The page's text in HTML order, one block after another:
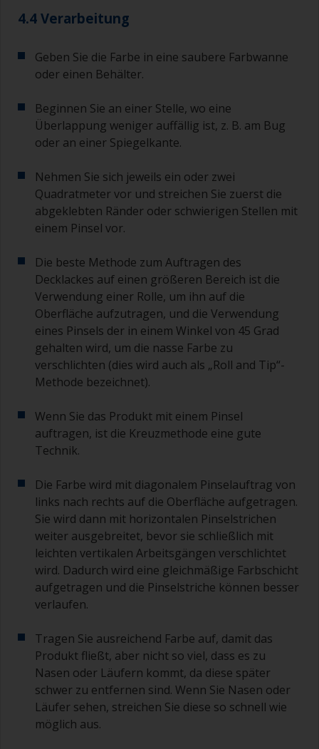
Arbeiten.
Bei Grundierungen, die im Anschluss mit einem
Antifouling überarbeitet werden, müssen Sie
besonders auf das Überarbeitungsintervall
technischen Datenblatt der jeweiligen
Grundierung. Dies gilt insbesondere für
Grundierungen auf Epoxidbasis. Wenn Sie dieses
Schicht Grundierung auf. Tragen Sie jetzt die
erste Schicht Antifouling im richtigen Intervall
auf.
Wenn eine der aufgetragenen Schichten Läufer
enthält), die Sie abschleifen müssen, verwenden
Sie eine 120-220er Körnung. Beginnen Sie mit
einer 220er Körnung. Sollte sich das
Schleifpapier zusetzen, wechseln Sie auf eine
120er Körnung. Mit noch gröberen Körnungen
besteht die Gefahr, zu viel vom Produkt zu
entfernen und/oder bis zum Substrat
durchzuschleifen.
4.4 Verarbeitung
Geben Sie die Farbe in eine saubere Farbwanne
oder einen Behälter.
Beginnen Sie an einer Stelle, wo eine
Überlappung weniger auffällig ist, z. B. am Bug
oder an einer Spiegelkante.
Nehmen Sie sich jeweils ein oder zwei
Quadratmeter vor und streichen Sie zuerst die
abgeklebten Ränder oder schwierigen Stellen mit
einem Pinsel vor.
Die beste Methode zum Auftragen des
Decklackes auf einen größeren Bereich ist die
Verwendung einer Rolle, um ihn auf die
Oberfläche aufzutragen, und die Verwendung
eines Pinsels der in einem Winkel von 45 Grad
gehalten wird, um die nasse Farbe zu
verschlichten (dies wird auch als „Roll and Tip“-
Methode bezeichnet).
Wenn Sie das Produkt mit einem Pinsel
auftragen, ist die Kreuzmethode eine gute
Technik.
Die Farbe wird mit diagonalem Pinselauftrag von
links nach rechts auf die Oberfläche aufgetragen.
Sie wird dann mit horizontalen Pinselstrichen
weiter ausgebreitet, bevor sie schließlich mit
leichten vertikalen Arbeitsgängen verschlichtet
wird. Dadurch wird eine gleichmäßige Farbschicht
aufgetragen und die Pinselstriche können besser
verlaufen.
Tragen Sie ausreichend Farbe auf, damit das
Produkt fließt, aber nicht so viel, dass es zu
Nasen oder Läufern kommt, da diese später
schwer zu entfernen sind. Wenn Sie Nasen oder
Läufer sehen, streichen Sie diese so schnell wie
möglich aus.